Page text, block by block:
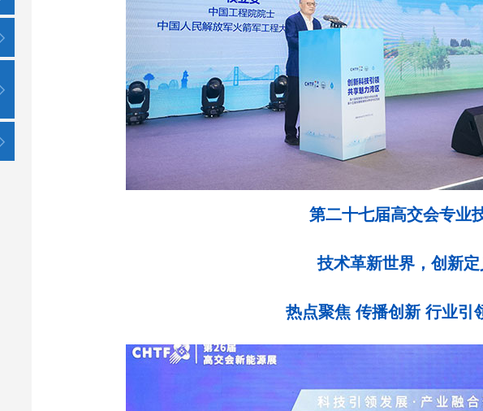
第二十七届高交会专业
技术革新世界，创新
热点聚焦 传播创新 行业引